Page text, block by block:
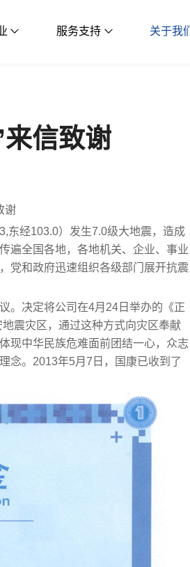
服务支持 关于我们
信致谢
谢
东经103.0）发生7.0级大地震，造成
遍全国各地，各地机关、企业、事业
党和政府迅速组织各级部门展开抗震
。决定将公司在4月24日举办的《正
震灾区，通过这种方式向灾区奉献
现中华民族危难面前团结一心，众志
念。2013年5月7日，国康已收到了